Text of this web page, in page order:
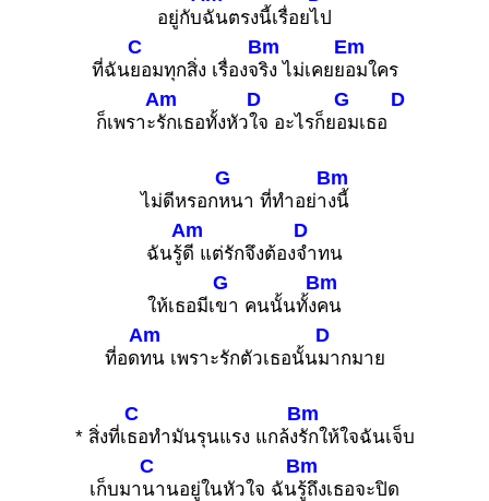
อยู่กับฉันตรงนี้เรื่อยไป
ที่ฉัน
C
ยอมทุกสิ่ง เรื่องจ
Bm
ริง ไม่เคยย
Em
อมใคร
ก็เพราะ
Am
รักเธอทั้งหัว
D
ใจ อะไรก็ย
G
อมเธอ
D
ไม่ดีหรอก
G
หนา ที่ทำอย่า
Bm
งนี้
ฉันรู้
Am
ดี แต่รักจึงต้อง
D
จำทน
ให้เธอมีเ
G
ขา คนนั้นทั้ง
Bm
คน
ที่อด
Am
ทน เพราะรักตัวเธอนั้น
D
มากมาย
* สิ่งที่เ
C
ธอทำมันรุนแรง แกล้ง
Bm
รักให้ใจฉันเจ็บ
เก็บมา
C
นานอยู่ในหัวใจ ฉัน
Bm
รู้ถึงเธอจะปิด